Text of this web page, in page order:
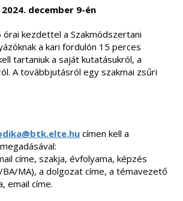
2024. december 9-én
kezdettel a Szakmódszertani
a kari fordulón 15 perces
tartaniuk a saját kutatásukról, a
A továbbjutásról egy szakmai zsűri
címen kell a
címe, szakja, évfolyama, képzés
MA), a dolgozat címe, a témavezető
email címe.